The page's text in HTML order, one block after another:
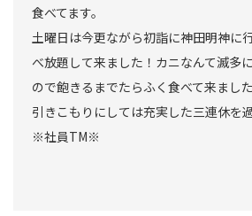
食べてます。
土曜日は今更ながら初詣に神田明神に
べ放題して来ました！カニなんて滅多
ので飽きるまでたらふく食べて来ました
引きこもりにしては充実した三連休を
※社員TM※